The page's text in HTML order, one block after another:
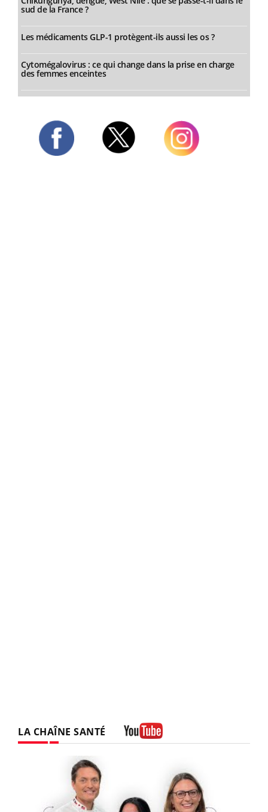
sud de la France ?
Les médicaments GLP-1 protègent-ils aussi les os ?
Cytomégalovirus : ce qui change dans la prise en charge
des femmes enceintes
LA CHAÎNE SANTÉ